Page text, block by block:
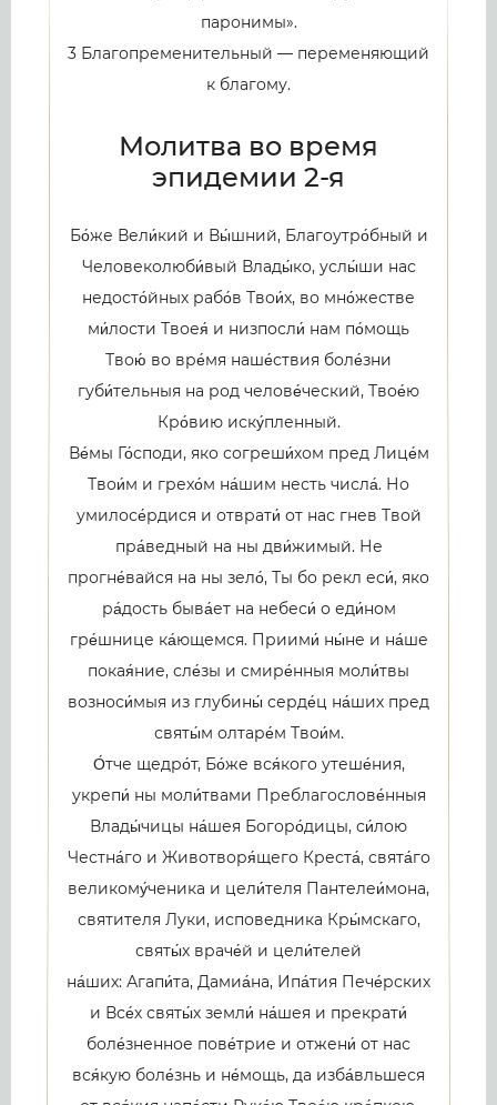
паронимы».
3 Благопременительный — переменяющий
к благому.
Молитва во время
эпидемии 2-я
Бо́же Вели́кий и Вы́шний, Благоутро́бный и
Человеколюби́вый Влады́ко, услы́ши нас
недосто́йных рабо́в Твои́х, во мно́жестве
ми́лости Твоея́ и низпосли́ нам по́мощь
Твою́ во вре́мя наше́ствия боле́зни
губи́тельныя на род челове́ческий, Твое́ю
Кро́вию иску́пленный.
Ве́мы Го́споди, яко согреши́хом пред Лице́м
Твои́м и грехо́м на́шим несть числа́. Но
умилосе́рдися и отврати́ от нас гнев Твой
пра́ведный на ны дви́жимый. Не
прогне́вайся на ны зело́, Ты бо рекл еси́, яко
ра́дость быва́ет на небеси́ о еди́ном
гре́шнице ка́ющемся. Приими́ ны́не и на́ше
покая́ние, сле́зы и смире́нныя моли́твы
возноси́мыя из глубины́ серде́ц на́ших пред
святы́м олтаре́м Твои́м.
О́тче щедро́т, Бо́же вся́кого утеше́ния,
укрепи́ ны моли́твами Преблагослове́нныя
Влады́чицы на́шея Богоро́дицы, си́лою
Честна́го и Животворя́щего Креста́, свята́го
великому́ченика и цели́теля Пантелеи́мона,
святителя Луки, исповедника Кры́мскаго,
святы́х враче́й и цели́телей
на́ших: Агапи́та, Дамиа́на, Ипа́тия Пече́рских
и Все́х святы́х земли́ на́шея и прекрати́
боле́зненное пове́трие и отжени́ от нас
вся́кую боле́знь и не́мощь, да изба́вльшеся